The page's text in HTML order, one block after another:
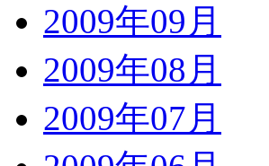
2009年09月
2009年08月
2009年07月